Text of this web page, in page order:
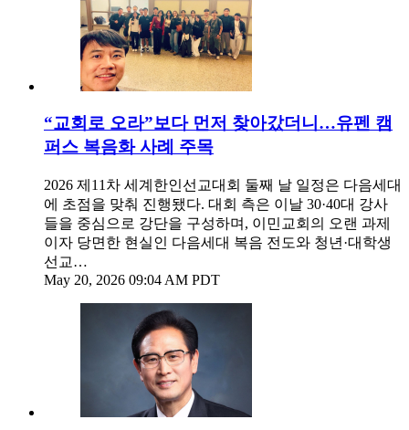
“교회로 오라”보다 먼저 찾아갔더니…유펜 캠
퍼스 복음화 사례 주목
2026 제11차 세계한인선교대회 둘째 날 일정은 다음세대
에 초점을 맞춰 진행됐다. 대회 측은 이날 30·40대 강사
들을 중심으로 강단을 구성하며, 이민교회의 오랜 과제
이자 당면한 현실인 다음세대 복음 전도와 청년·대학생
선교…
May 20, 2026 09:04 AM PDT